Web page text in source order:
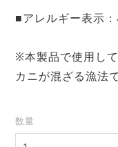
■アレルギー表示
※本製品で使用し
カニが混ざる漁法
数量